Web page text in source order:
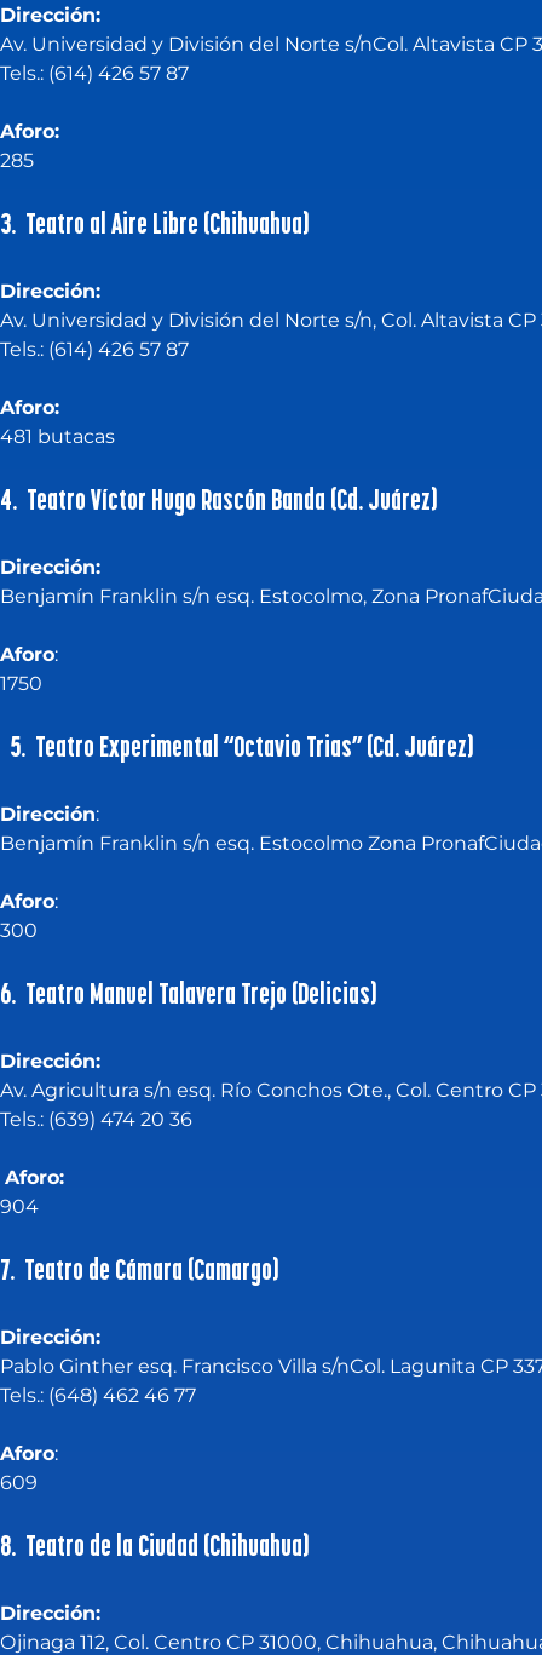
Dirección:
Av. Universidad y División del Norte s/nCol. Altavista CP
Tels.: (614) 426 57 87
Aforo:
285
3. Teatro al Aire Libre (Chihuahua)
Dirección:
Av. Universidad y División del Norte s/n, Col. Altavista
Tels.: (614) 426 57 87
Aforo:
481 butacas
4. Teatro Víctor Hugo Rascón Banda (Cd. Juárez)
Dirección:
Benjamín Franklin s/n esq. Estocolmo, Zona
Aforo:
1750
5. Teatro Experimental “Octavio Trias” (Cd. Juárez)
Dirección:
Benjamín Franklin s/n esq. Estocolmo Zona
Aforo:
300
6. Teatro Manuel Talavera Trejo (Delicias)
Dirección:
Av. Agricultura s/n esq. Río Conchos Ote., Col. Centro
Tels.: (639) 474 20 36
Aforo:
904
7. Teatro de Cámara (Camargo)
Dirección:
Pablo Ginther esq. Francisco Villa s/nCol. Lagunita CP
Tels.: (648) 462 46 77
Aforo:
609
8. Teatro de la Ciudad (Chihuahua)
Dirección:
Ojinaga 112, Col. Centro CP 31000, Chihuahua,